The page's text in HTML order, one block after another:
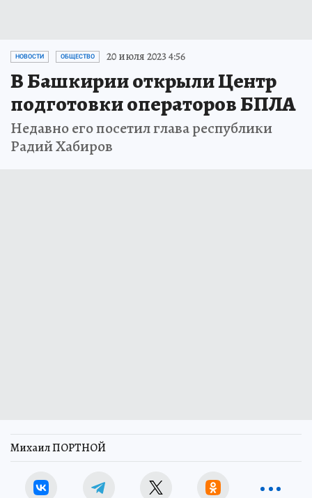
НОВОСТИ ОБЩЕСТВО 20 июля 2023 4:56
В Башкирии открыли Центр
подготовки операторов БПЛА
Недавно его посетил глава республики
Радий Хабиров
Михаил ПОРТНОЙ